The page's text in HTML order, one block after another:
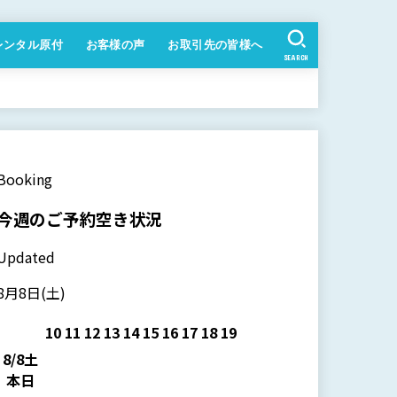
ンタル原付 お客様の声 お取引先の皆様へ
SEARCH